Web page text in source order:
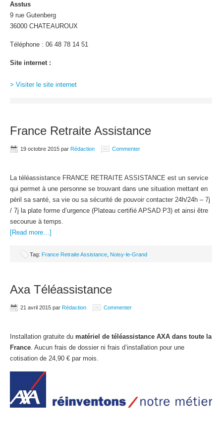
Asstus
9 rue Gutenberg
36000 CHATEAUROUX
Téléphone : 06 48 78 14 51
Site internet :
> Visiter le site internet
France Retraite Assistance
19 octobre 2015 par Rédaction Commenter
La téléassistance FRANCE RETRAITE ASSISTANCE est un service
qui permet à une personne se trouvant dans une situation mettant en
péril sa santé, sa vie ou sa sécurité de pouvoir contacter 24h/24h – 7j
/ 7j la plate forme d’urgence (Plateau certifié APSAD P3) et ainsi être
secourue à temps.
[Read more…]
Tag: France Retraite Assistance Noisy-le-Grand
Axa Téléassistance
21 avril 2015 par Rédaction Commenter
Installation gratuite du matériel de téléassistance AXA dans toute la
France. Aucun frais de dossier ni frais d’installation pour une
cotisation de 24,90 € par mois.